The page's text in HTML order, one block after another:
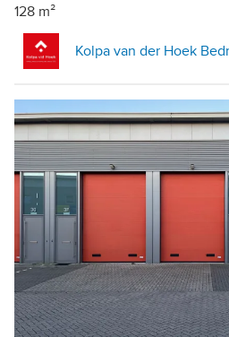
128 m²
Kolpa van der Hoek